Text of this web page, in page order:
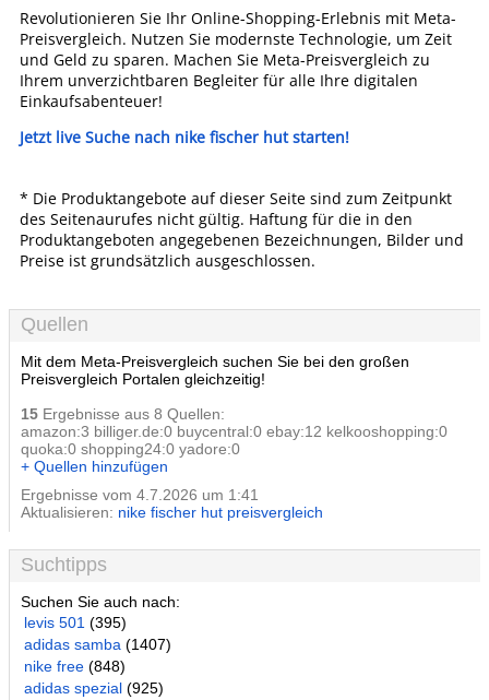
Revolutionieren Sie Ihr Online-Shopping-Erlebnis mit Meta-
Preisvergleich. Nutzen Sie modernste Technologie, um Zeit
und Geld zu sparen. Machen Sie Meta-Preisvergleich zu
Ihrem unverzichtbaren Begleiter für alle Ihre digitalen
Einkaufsabenteuer!
Jetzt live Suche nach nike fischer hut starten!
* Die Produktangebote auf dieser Seite sind zum Zeitpunkt
des Seitenaurufes nicht gültig. Haftung für die in den
Produktangeboten angegebenen Bezeichnungen, Bilder und
Preise ist grundsätzlich ausgeschlossen.
Quellen
Mit dem Meta-Preisvergleich suchen Sie bei den großen
Preisvergleich Portalen gleichzeitig!
15 Ergebnisse aus 8 Quellen:
amazon:3 billiger.de:0 buycentral:0 ebay:12 kelkooshopping:0
quoka:0 shopping24:0 yadore:0
+ Quellen hinzufügen
Ergebnisse vom 4.7.2026 um 1:41
Aktualisieren: nike fischer hut preisvergleich
Suchtipps
Suchen Sie auch nach:
levis 501 (395)
adidas samba (1407)
nike free (848)
adidas spezial (925)